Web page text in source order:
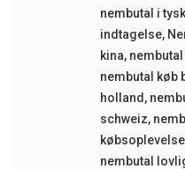
nembutal i
indtagelse,
kina,
nembutal køb
holland,
schweiz,
nembutal